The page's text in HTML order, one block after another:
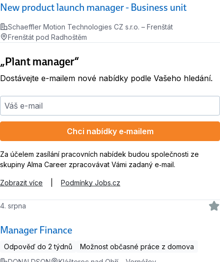
New product launch manager - Business unit
Schaeffler Motion Technologies CZ s.r.o. – Frenštát
Frenštát pod Radhoštěm
„Plant manager“
Dostávejte e-mailem nové nabídky podle Vašeho hledání.
Váš e-mail
Chci nabídky e‑mailem
Za účelem zasílání pracovních nabídek budou společnosti ze
skupiny Alma Career zpracovávat Vámi zadaný e‑mail.
Zobrazit více Podmínky Jobs.cz
Manager Finance
4. srpna
Odpověď do 2 týdnů
Možnost občasné práce z domova